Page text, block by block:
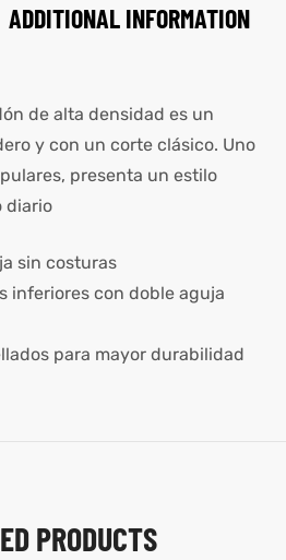
ADDITIONAL INFORMATION
de alta densidad es un
y con un corte clásico. Uno
presenta un estilo
diario
sin costuras
inferiores con doble aguja
para mayor durabilidad
PRODUCTS